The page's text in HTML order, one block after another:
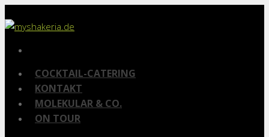
COCKTAIL-CATERING
KONTAKT
MOLEKULAR & CO.
ON TOUR